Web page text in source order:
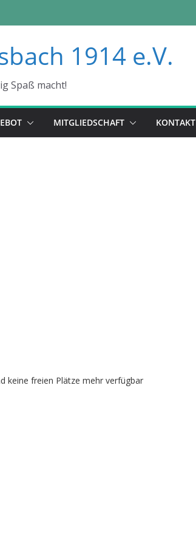
1914 e.V.
Spaß macht!
MITGLIEDSCHAFT KONTAKT
keine freien Plätze mehr verfügbar